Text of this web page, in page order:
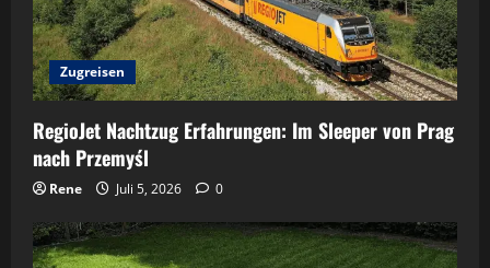
Zugreisen
RegioJet Nachtzug Erfahrungen: Im Sleeper von Prag
nach Przemyśl
Rene Juli 5, 2026 0